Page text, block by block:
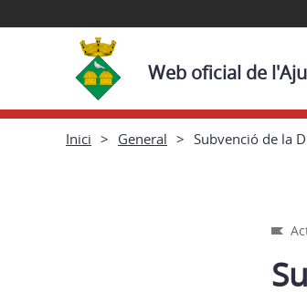
Web oficial de
Inici General Subvenció de la